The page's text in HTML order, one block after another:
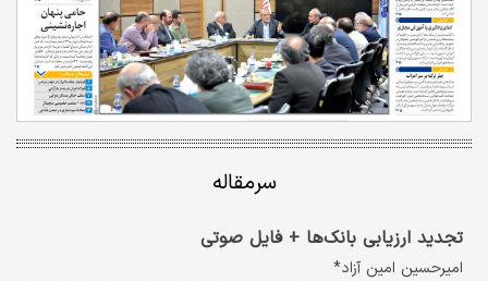
سرمقاله
تجدید ارزیابی بانک‌ها + فایل صوتی
امیرحسین امین‌ آزاد*